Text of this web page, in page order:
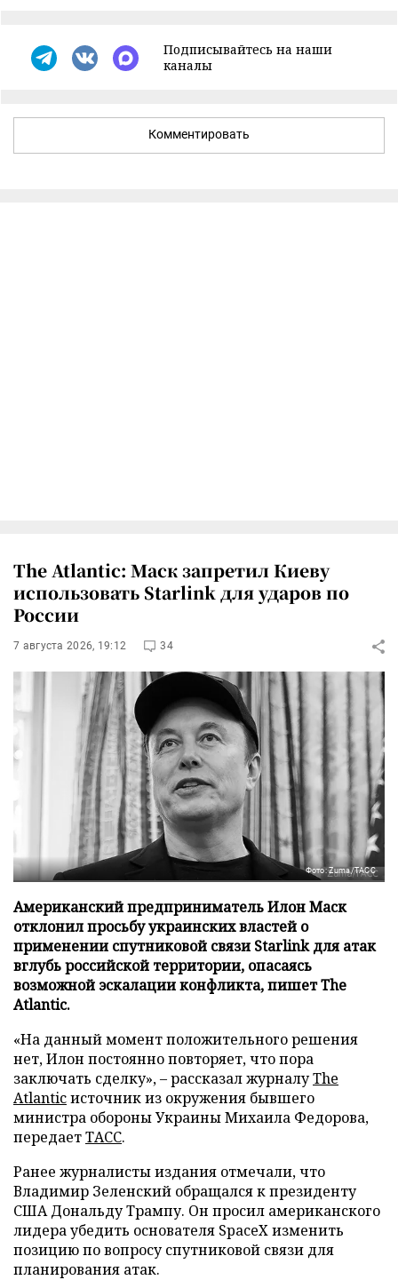
Подписывайтесь на наши
каналы
Комментировать
The Atlantic: Маск запретил Киеву
использовать Starlink для ударов по
России
7 августа 2026, 19:12 34
Фото: Zuma/ТАСС
Американский предприниматель Илон Маск
отклонил просьбу украинских властей о
применении спутниковой связи Starlink для атак
вглубь российской территории, опасаясь
возможной эскалации конфликта, пишет The
Atlantic.
«На данный момент положительного решения
нет, Илон постоянно повторяет, что пора
заключать сделку», – рассказал журналуThe
Atlanticисточник из окружения бывшего
министра обороны Украины Михаила Федорова,
передаетТАСС.
Ранее журналисты издания отмечали, что
Владимир Зеленский обращался к президенту
США Дональду Трампу. Он просил американского
лидера убедить основателя SpaceX изменить
позицию по вопросу спутниковой связи для
планирования атак.